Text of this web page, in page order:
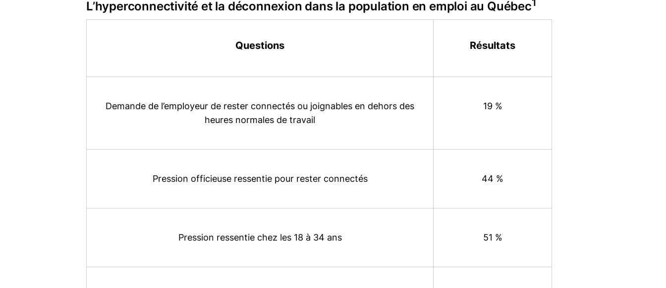
L’hyperconnectivité et la déconnexion dans la population en emploi au Québec1
Questions Résultats
Demande de l’employeur de rester connectés ou joignables en dehors des
heures normales de travail
19 %
Pression officieuse ressentie pour rester connectés 44 %
Pression ressentie chez les 18 à 34 ans 51 %